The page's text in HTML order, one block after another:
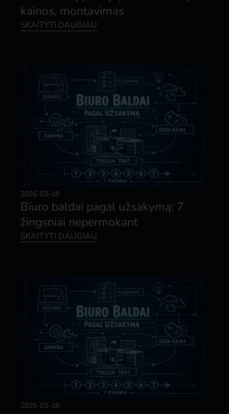
kainos, montavimas
SKAITYTI DAUGIAU
2026-03-18
Biuro baldai pagal užsakymą: 7
žingsniai nepermokant
SKAITYTI DAUGIAU
2026-03-18